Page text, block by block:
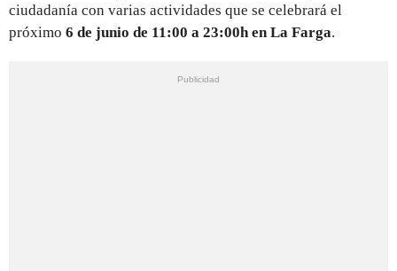
ciudadanía con varias actividades que se celebrará el
próximo 6 de junio de 11:00 a 23:00h en La Farga.